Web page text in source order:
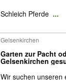
Schleich Pferde ...
Gelsenkirchen
Garten zur Pacht
Gelsenkirchen
Wir suchen unseren